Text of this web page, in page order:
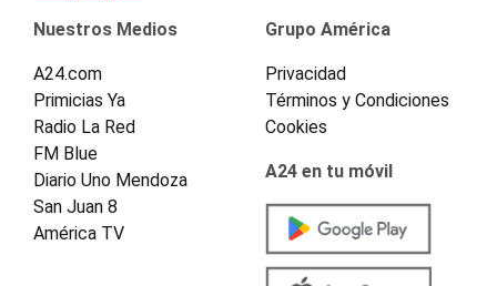
Nuestros Medios
A24.com
Primicias Ya
Radio La Red
FM Blue
Diario Uno Mendoza
San Juan 8
América TV
Grupo América
Privacidad
Términos y Condiciones
Cookies
A24 en tu móvil